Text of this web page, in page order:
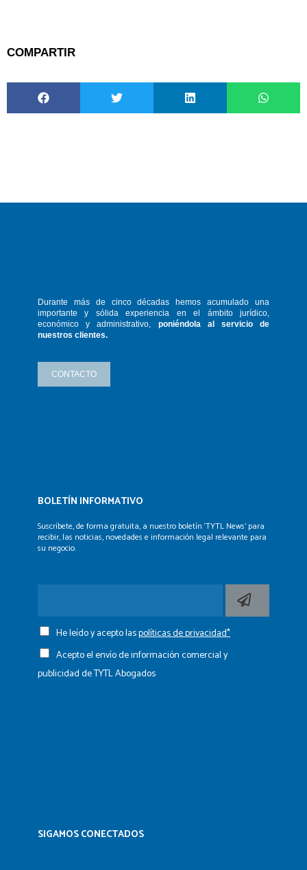
COMPARTIR
Durante más de cinco décadas hemosacumulado una
importante y sólidaexperiencia en el ámbito jurídico,
económico y administrativo, poniéndola al servicio de
nuestros clientes.
CONTACTO
BOLETÍN INFORMATIVO
Suscríbete, de forma gratuita, a nuestro boletín ‘TYTL News’ para
recibir, las noticias, novedades e información legal relevante para
su negocio.
He leído y acepto laspolíticas de privacidad*
Acepto el envío de información comercial y
publicidad de TYTL Abogados
SIGAMOS CONECTADOS​